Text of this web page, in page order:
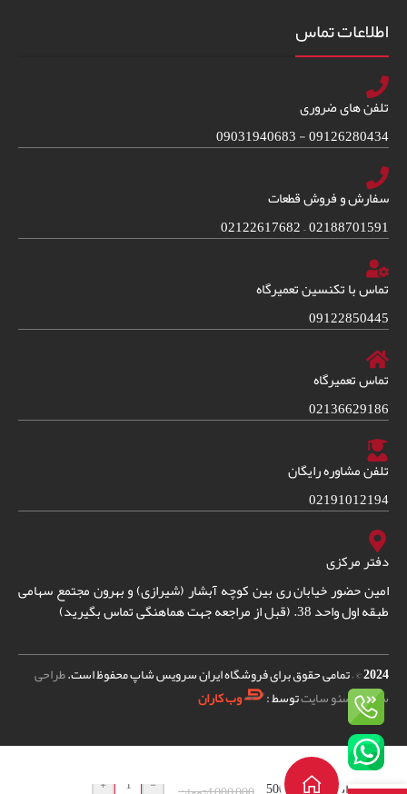
اطلاعات تماس
تلفن های ضروری
09126280434 - 09031940683
سفارش و فروش قطعات
02188701591 – 02122617682
تماس با تکنسین تعمیرگاه
09122850445
تماس تعمیرگاه
02136629186
تلفن مشاوره رایگان
02191012194
دفتر مرکزی
امین حضور خیابان ری بین کوچه آبشار (شیرازی) و بهرون مجتمع سهامی
طبقه اول واحد 38. (قبل از مراجعه جهت هماهنگی تماس بگیرید)
2024© – تمامی حقوق برای فروشگاه ایران سرویس شاپ محفوظ است.طراحی
سایتوسئو سایتتوسط : وب کاران
محلول جرم گیری
اسپرسو ساز 500
-
+